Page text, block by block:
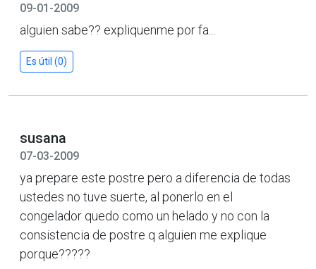
09-01-2009
alguien sabe?? expliquenme por fa...
Es útil (0)
susana
07-03-2009
ya prepare este postre pero a diferencia de todas
ustedes no tuve suerte, al ponerlo en el
congelador quedo como un helado y no con la
consistencia de postre q alguien me explique
porque?????